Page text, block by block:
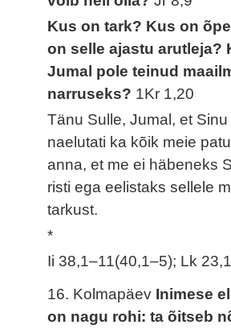
Kus on tark? Kus on
on selle ajastu arutleja?
Jumal pole teinud
narruseks? 1Kr 1,20
Tänu Sulle, Jumal, et Sinu
naelutati ka kõik meie
anna, et me ei häbeneks
risti ega eelistaks sellele
tarkust.
*
Ii 38,1–11(40,1–5); Lk
16. Kolmapäev Inimese
on nagu rohi: ta õitseb